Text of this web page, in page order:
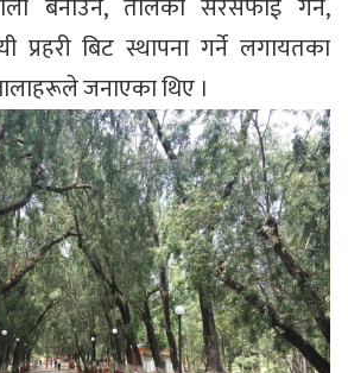
बनाउने, तालको सरसफाई गर्ने,
प्रहरी बिट स्थापना गर्ने लगायतका
जनाएका थिए ।